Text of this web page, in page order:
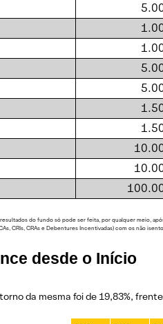
do fundo só pode ser feita, por qualquer meio,
CRIs, CRAs e Debentures Incentivadas) com os não
desde o Início
da mesma foi de 19,83%,